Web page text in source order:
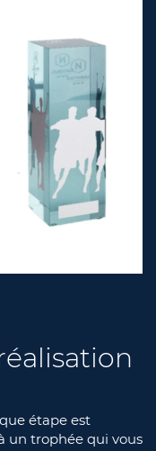
étape est
un trophée qui vous